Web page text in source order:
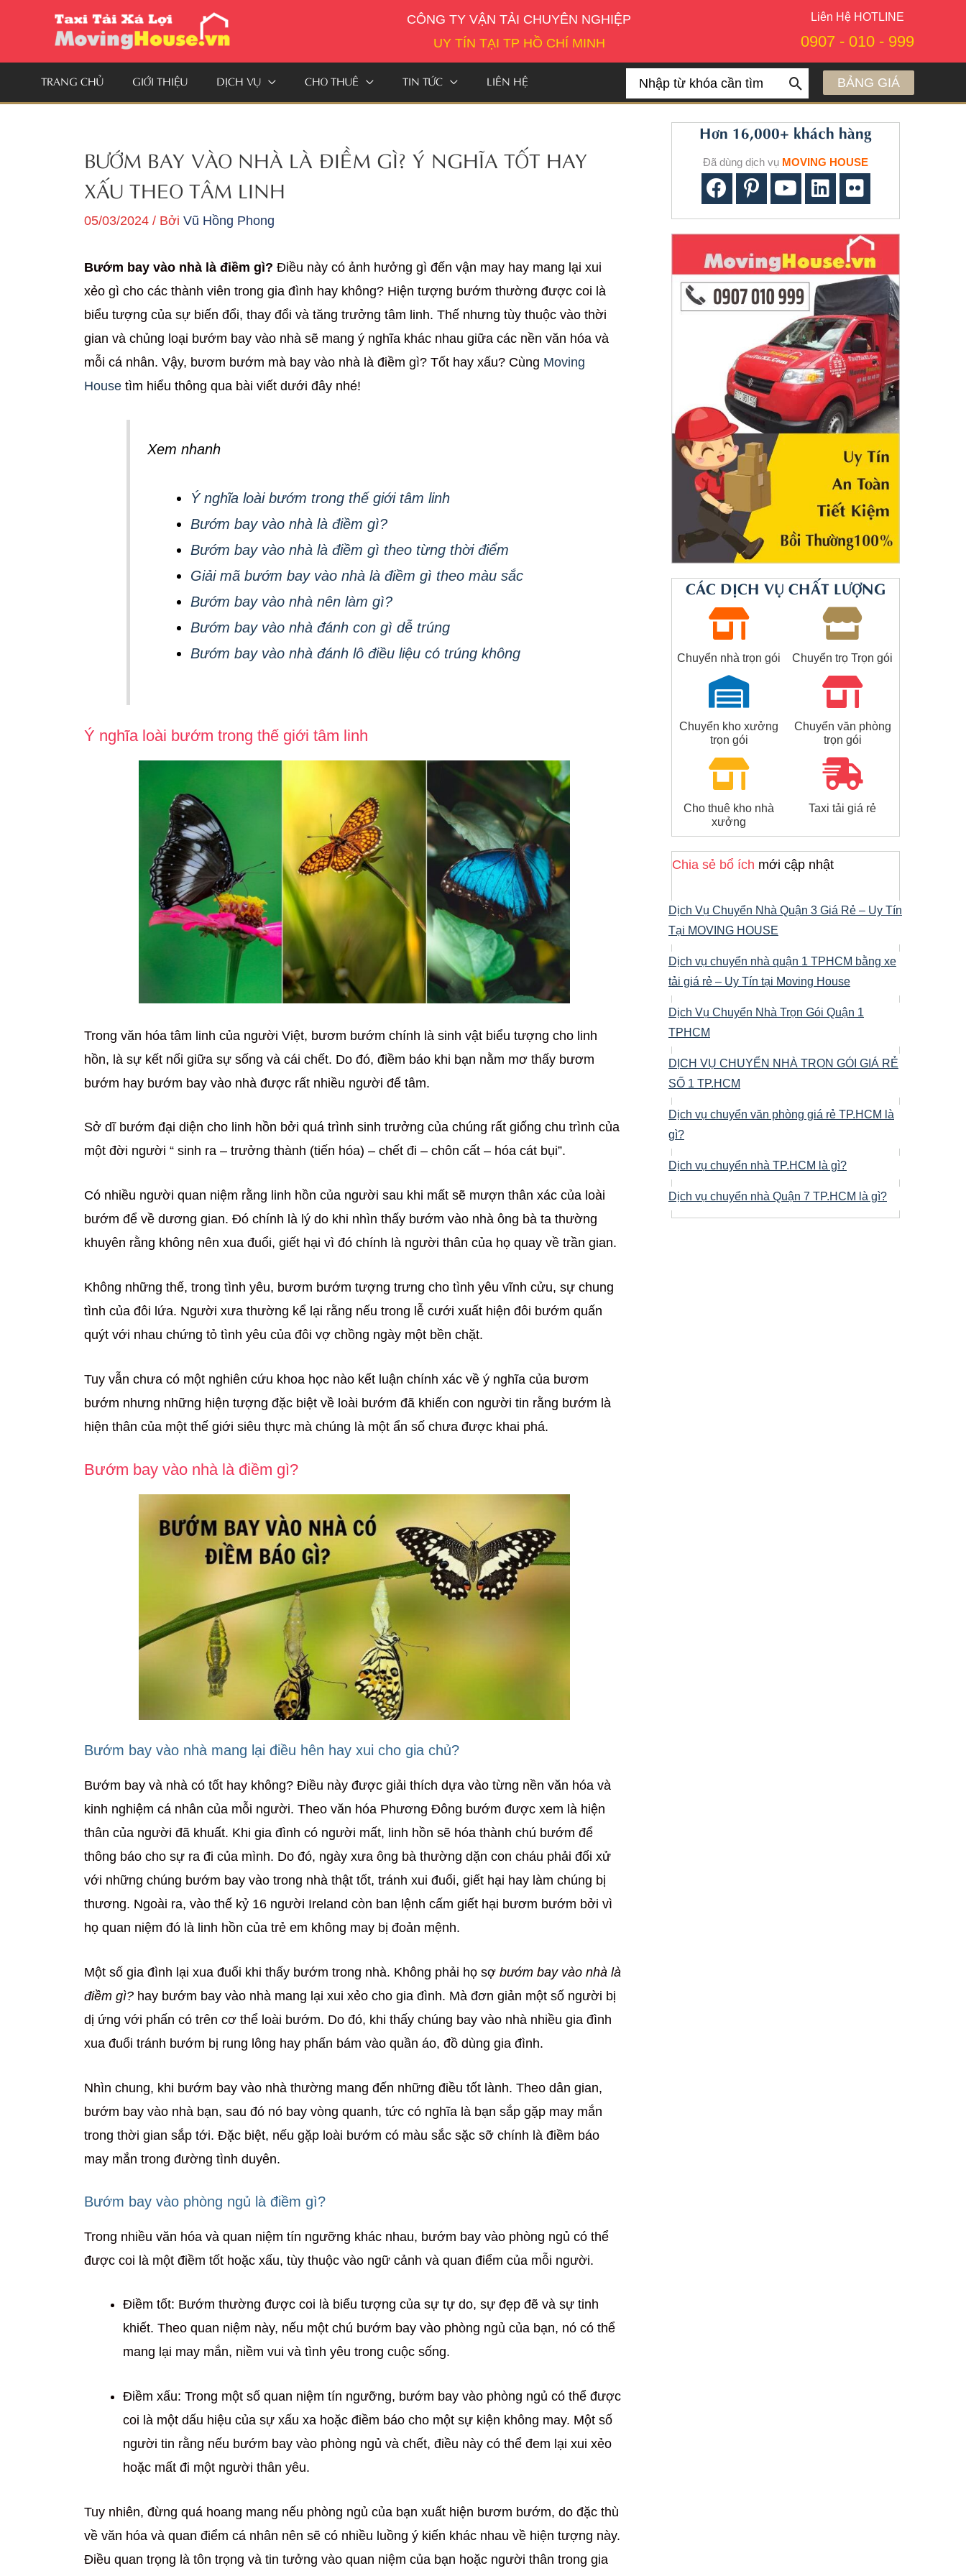
CÔNG TY VẬN TẢI CHUYÊN NGHIỆP
UY TÍN TẠI TP HỒ CHÍ MINH
Liên Hệ HOTLINE
0907 - 010 - 999
TRANG CHỦ GIỚI THIỆU DỊCH VỤ CHO THUÊ TIN TỨC LIÊN HỆ
Search
for:
BẢNG GIÁ
BƯỚM BAY VÀO NHÀ LÀ ĐIỀM GÌ? Ý NGHĨA TỐT HAY
XẤU THEO TÂM LINH
05/03/2024 / Bởi Vũ Hồng Phong
Bướm bay vào nhà là điềm gì? Điều này có ảnh hưởng gì đến vận may hay mang lại xui
xẻo gì cho các thành viên trong gia đình hay không? Hiện tượng bướm thường được coi là
biểu tượng của sự biến đổi, thay đổi và tăng trưởng tâm linh. Thế nhưng tùy thuộc vào thời
gian và chủng loại bướm bay vào nhà sẽ mang ý nghĩa khác nhau giữa các nền văn hóa và
mỗi cá nhân. Vậy, bươm bướm mà bay vào nhà là điềm gì? Tốt hay xấu? Cùng Moving
House tìm hiểu thông qua bài viết dưới đây nhé!
Xem nhanh
Ý nghĩa loài bướm trong thế giới tâm linh
Bướm bay vào nhà là điềm gì?
Bướm bay vào nhà là điềm gì theo từng thời điểm
Giải mã bướm bay vào nhà là điềm gì theo màu sắc
Bướm bay vào nhà nên làm gì?
Bướm bay vào nhà đánh con gì dễ trúng
Bướm bay vào nhà đánh lô điều liệu có trúng không
Ý nghĩa loài bướm trong thế giới tâm linh
Trong văn hóa tâm linh của người Việt, bươm bướm chính là sinh vật biểu tượng cho linh
hồn, là sự kết nối giữa sự sống và cái chết. Do đó, điềm báo khi bạn nằm mơ thấy bươm
bướm hay bướm bay vào nhà được rất nhiều người để tâm.
Sở dĩ bướm đại diện cho linh hồn bởi quá trình sinh trưởng của chúng rất giống chu trình của
một đời người “ sinh ra – trưởng thành (tiến hóa) – chết đi – chôn cất – hóa cát bụi”.
Có nhiều người quan niệm rằng linh hồn của người sau khi mất sẽ mượn thân xác của loài
bướm để về dương gian. Đó chính là lý do khi nhìn thấy bướm vào nhà ông bà ta thường
khuyên rằng không nên xua đuổi, giết hại vì đó chính là người thân của họ quay về trần gian.
Không những thế, trong tình yêu, bươm bướm tượng trưng cho tình yêu vĩnh cửu, sự chung
tình của đôi lứa. Người xưa thường kể lại rằng nếu trong lễ cưới xuất hiện đôi bướm quấn
quýt với nhau chứng tỏ tình yêu của đôi vợ chồng ngày một bền chặt.
Tuy vẫn chưa có một nghiên cứu khoa học nào kết luận chính xác về ý nghĩa của bươm
bướm nhưng những hiện tượng đặc biệt về loài bướm đã khiến con người tin rằng bướm là
hiện thân của một thế giới siêu thực mà chúng là một ẩn số chưa được khai phá.
Bướm bay vào nhà là điềm gì?
Bướm bay vào nhà mang lại điều hên hay xui cho gia chủ?
Bướm bay và nhà có tốt hay không? Điều này được giải thích dựa vào từng nền văn hóa và
kinh nghiệm cá nhân của mỗi người. Theo văn hóa Phương Đông bướm được xem là hiện
thân của người đã khuất. Khi gia đình có người mất, linh hồn sẽ hóa thành chú bướm để
thông báo cho sự ra đi của mình. Do đó, ngày xưa ông bà thường dặn con cháu phải đối xử
với những chúng bướm bay vào trong nhà thật tốt, tránh xui đuổi, giết hại hay làm chúng bị
thương. Ngoài ra, vào thế kỷ 16 người Ireland còn ban lệnh cấm giết hại bươm bướm bởi vì
họ quan niệm đó là linh hồn của trẻ em không may bị đoản mệnh.
Một số gia đình lại xua đuổi khi thấy bướm trong nhà. Không phải họ sợ bướm bay vào nhà là
điềm gì? hay bướm bay vào nhà mang lại xui xẻo cho gia đình. Mà đơn giản một số người bị
dị ứng với phấn có trên cơ thể loài bướm. Do đó, khi thấy chúng bay vào nhà nhiều gia đình
xua đuổi tránh bướm bị rung lông hay phấn bám vào quần áo, đồ dùng gia đình.
Nhìn chung, khi bướm bay vào nhà thường mang đến những điều tốt lành. Theo dân gian,
bướm bay vào nhà bạn, sau đó nó bay vòng quanh, tức có nghĩa là bạn sắp gặp may mắn
trong thời gian sắp tới. Đặc biệt, nếu gặp loài bướm có màu sắc sặc sỡ chính là điềm báo
may mắn trong đường tình duyên.
Bướm bay vào phòng ngủ là điềm gì?
Trong nhiều văn hóa và quan niệm tín ngưỡng khác nhau, bướm bay vào phòng ngủ có thể
được coi là một điềm tốt hoặc xấu, tùy thuộc vào ngữ cảnh và quan điểm của mỗi người.
Điềm tốt: Bướm thường được coi là biểu tượng của sự tự do, sự đẹp đẽ và sự tinh
khiết. Theo quan niệm này, nếu một chú bướm bay vào phòng ngủ của bạn, nó có thể
mang lại may mắn, niềm vui và tình yêu trong cuộc sống.
Điềm xấu: Trong một số quan niệm tín ngưỡng, bướm bay vào phòng ngủ có thể được
coi là một dấu hiệu của sự xấu xa hoặc điềm báo cho một sự kiện không may. Một số
người tin rằng nếu bướm bay vào phòng ngủ và chết, điều này có thể đem lại xui xẻo
hoặc mất đi một người thân yêu.
Tuy nhiên, đừng quá hoang mang nếu phòng ngủ của bạn xuất hiện bươm bướm, do đặc thù
về văn hóa và quan điểm cá nhân nên sẽ có nhiều luồng ý kiến khác nhau về hiện tượng này.
Điều quan trọng là tôn trọng và tin tưởng vào quan niệm của bạn hoặc người thân trong gia
Hơn 16,000+ khách hàng
Đã dùng dịch vụ MOVING HOUSE
CÁC DỊCH VỤ CHẤT LƯỢNG
Chuyển nhà trọn gói
Chuyển kho xưởng
trọn gói
Cho thuê kho nhà
xưởng
Chuyển trọ Trọn gói
Chuyển văn phòng
trọn gói
Taxi tải giá rẻ
Chia sẻ bổ ích mới cập nhật
Dịch Vụ Chuyển Nhà Quận 3 Giá Rẻ – Uy Tín
Tại MOVING HOUSE
Dịch vụ chuyển nhà quận 1 TPHCM bằng xe
tải giá rẻ – Uy Tín tại Moving House
Dịch Vụ Chuyển Nhà Trọn Gói Quận 1
TPHCM
DỊCH VỤ CHUYỂN NHÀ TRỌN GÓI GIÁ RẺ
SỐ 1 TP.HCM
Dịch vụ chuyển văn phòng giá rẻ TP.HCM là
gì?
Dịch vụ chuyển nhà TP.HCM là gì?
Dịch vụ chuyển nhà Quận 7 TP.HCM là gì?